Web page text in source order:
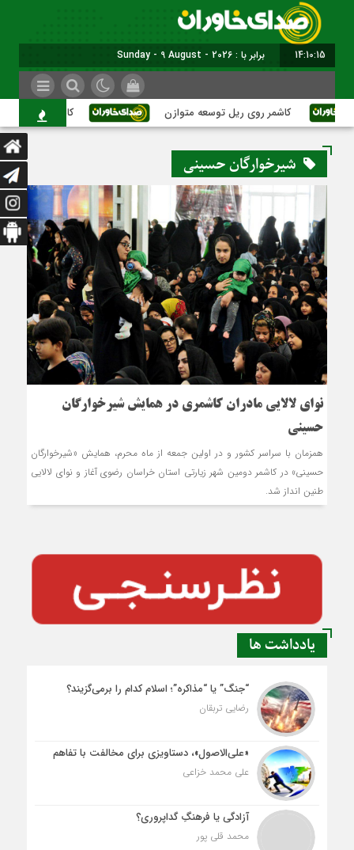
14:10:15 برابر با : Sunday - 9 August - 2026
کاشمر روی ریل توسعه متوازن کاشمر؛ عبور از
شیرخوارگان حسینی
نوای لالایی مادران کاشمری در همایش شیرخوارگان
حسینی
همزمان با سراسر کشور و در اولین جمعه از ماه محرم، همایش «شیرخوارگان
حسینی» در کاشمر دومین شهر زیارتی استان خراسان رضوی آغاز و نوای لالایی
طنین انداز شد.
یادداشت ها
“جنگ” یا “مذاکره”؛ اسلام کدام را برمی‌گزیند؟
رضایی تربقان
«علی‌الاصول»، دستاویزی برای مخالفت با تفاهم
علی محمد خزاعی
آزادگی یا فرهنگِ گداپروری؟
محمد قلی پور